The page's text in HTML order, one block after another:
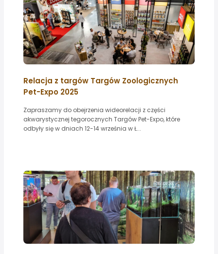
Relacja z targów Targów Zoologicznych
Pet-Expo 2025
Zapraszamy do obejrzenia wideorelacji z części
akwarystycznej tegorocznych Targów Pet-Expo, które
odbyły się w dniach 12-14 września w Ł...